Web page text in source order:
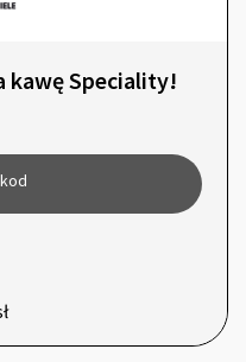
kawę Speciality!